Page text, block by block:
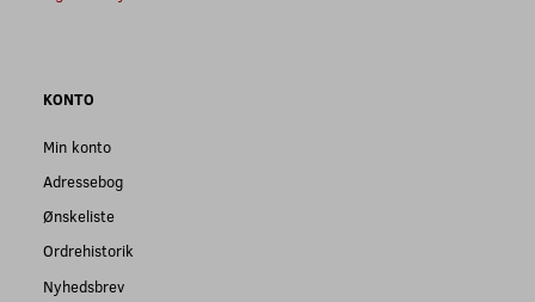
KONTO
Min konto
Adressebog
Ønskeliste
Ordrehistorik
Nyhedsbrev